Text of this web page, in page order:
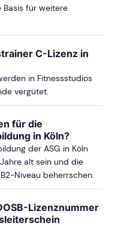
Basis für weitere
C-Lizenz in
in Fitnessstudios
vergütet.
für die
in Köln?
der ASG in Köln
alt sein und die
Niveau beherrschen.
Lizenznummer